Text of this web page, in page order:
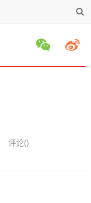
评论()